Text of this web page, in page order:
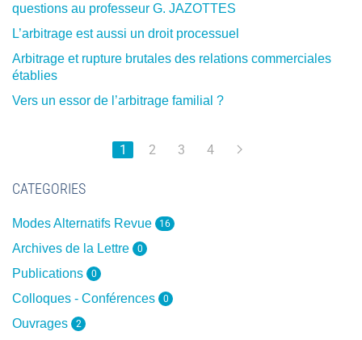
questions au professeur G. JAZOTTES
L’arbitrage est aussi un droit processuel
Arbitrage et rupture brutales des relations commerciales
établies
Vers un essor de l’arbitrage familial ?
1 2 3 4
CATEGORIES
Modes Alternatifs Revue 16
Archives de la Lettre 0
Publications 0
Colloques - Conférences 0
Ouvrages 2